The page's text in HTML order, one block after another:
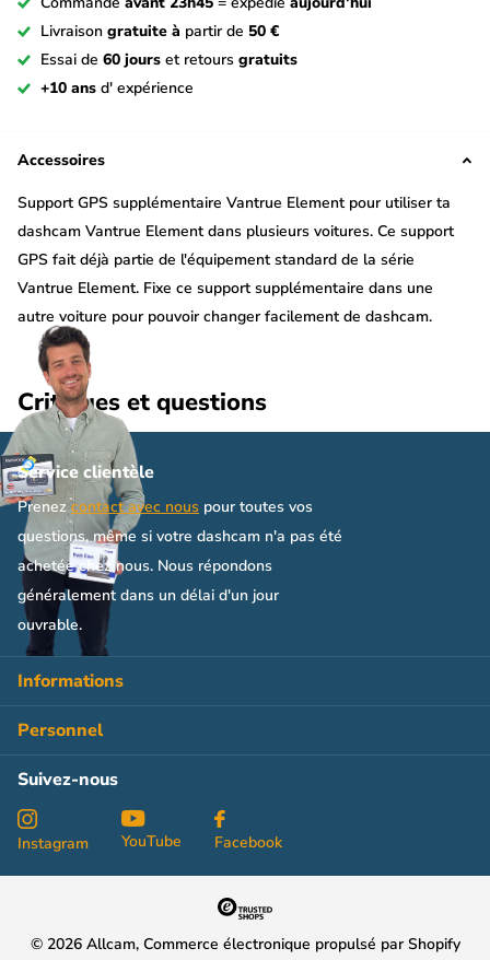
Livraison gratuite à partir de 50 €
Essai de 60 jours et retours gratuits
+10 ans d' expérience
Accessoires
Support GPS supplémentaire Vantrue Element pour utiliser ta
dashcam Vantrue Element dans plusieurs voitures. Ce support
GPS fait déjà partie de l'équipement standard de la série
Vantrue Element. Fixe ce support supplémentaire dans une
autre voiture pour pouvoir changer facilement de dashcam.
Convient aux Vantrue Element 1, 2 et 3 et est fourni avec un
adhésif double face 3M.
Critiques et questions
Service clientèle
Prenezcontact avec nous pour toutes vos
questions, même si votre dashcam n'a pas été
achetée chez nous. Nous répondons
généralement dans un délai d'un jour
ouvrable.
Informations
Personnel
Suivez-nous
Instagram YouTube Facebook
© 2026Allcam, Commerce électronique propulsé par Shopify